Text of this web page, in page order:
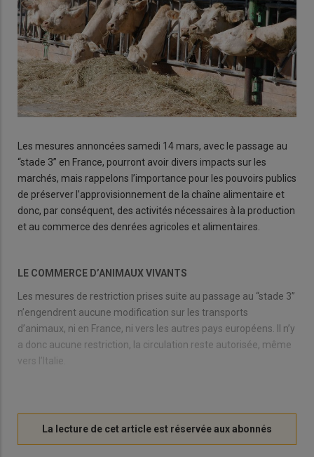
Les mesures annoncées samedi 14 mars, avec le passage au
“stade 3” en France, pourront avoir divers impacts sur les
marchés, mais rappelons l’importance pour les pouvoirs publics
de préserver l’approvisionnement de la chaîne alimentaire et
donc, par conséquent, des activités nécessaires à la production
et au commerce des denrées agricoles et alimentaires.
LE COMMERCE D’ANIMAUX VIVANTS
Les mesures de restriction prises suite au passage au “stade 3”
n’engendrent aucune modification sur les transports
d’animaux, ni en France, ni vers les autres pays européens. Il n’y
a donc aucune restriction, la circulation reste autorisée, même
vers l’Italie.